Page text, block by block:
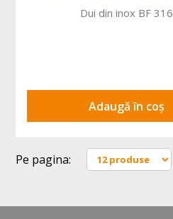
Dui din inox BF 316
Adaugă în coș
Pe pagina: